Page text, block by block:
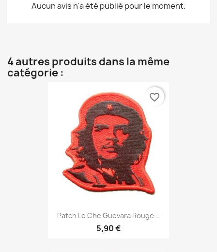
Aucun avis n'a été publié pour le moment.
4 autres produits dans la même
catégorie :
Patch Le Che Guevara Rouge...
5,90 €
favorite_border